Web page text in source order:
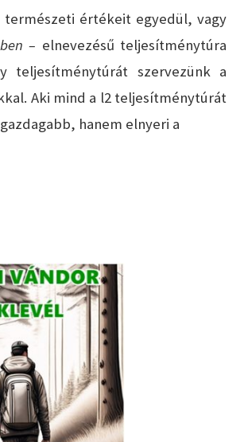
értékeit egyedül, vagy
– elnevezésű teljesítménytúra
teljesítménytúrát szervezünk a
Aki mind a l2 teljesítménytúrát
hanem elnyeri a